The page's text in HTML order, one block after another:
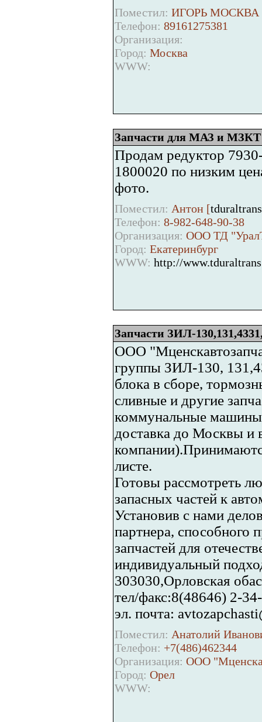
Поместил: ИГОРЬ МОСКВА
Телефон: 89161275381
Организация:
Город: Москва
WWW:
Запчасти для МАЗ и МЗКТ
Продам редуктор
1800020 по низким
фото.
Поместил: Антон [
Телефон: 8-982-648-90-38
Организация: ООО ТД
Город: Екатеринбург
WWW: http://
Запчасти ЗИЛ-
ООО
группы ЗИЛ-130,
блока в сборе,
сливные и другие
коммунальные
доставка до Москвы и
листе.
Готовы рассмотреть
запасных частей к
Установив с нами
партнера, способного
запчастей для
индивидуальный
303030,Орловская
тел/факс:8(48646) 2-
эл. почта:
Поместил: Анатолий
Телефон: +7(486)462344
Организация: ООО
Город: Орел
WWW: